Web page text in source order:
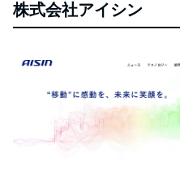
株式会社アイシン